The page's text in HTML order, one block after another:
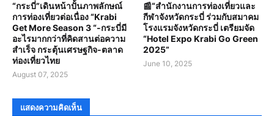
“กระบี่”เดินหน้าปั้นภาพลักษณ์
การท่องเที่ยวต่อเนื่อง “Krabi
Get More Season 3 “-กระบี่มี
อะไรมากกว่าที่คิดสานต่อความ
สำเร็จ กระตุ้นเศรษฐกิจ-ตลาด
ท่องเที่ยวไทย
August 07, 2025
📰“สํานักงานการท่องเที่ยวและ
กีฬาจังหวัดกระบี่ ร่วมกับสมาคม
โรงแรมจังหวัดกระบี่ เตรียมจัด
“Hotel Expo Krabi Go Green
2025”
June 10, 2025
แสดงความคิดเห็น